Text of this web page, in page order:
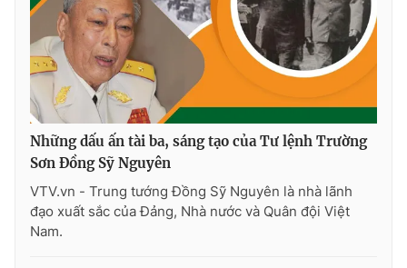
Những dấu ấn tài ba, sáng tạo của Tư lệnh Trường
Sơn Đồng Sỹ Nguyên
VTV.vn - Trung tướng Đồng Sỹ Nguyên là nhà lãnh
đạo xuất sắc của Đảng, Nhà nước và Quân đội Việt
Nam.